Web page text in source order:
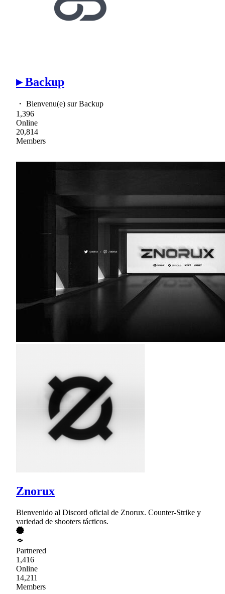
▸ Backup
・ Bienvenu(e) sur Backup
1,396
Online
20,814
Members
Znorux
Bienvenido al Discord oficial de Znorux. Counter-Strike y
variedad de shooters tácticos.
Partnered
1,416
Online
14,211
Members